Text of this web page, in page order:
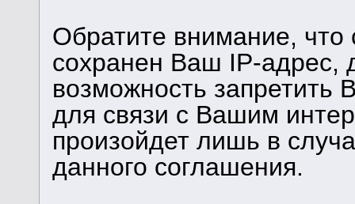
Обратите внимание,
сохранен Ваш IP-адрес,
возможность запретить
для связи с Вашим
произойдет лишь в
данного соглашения.